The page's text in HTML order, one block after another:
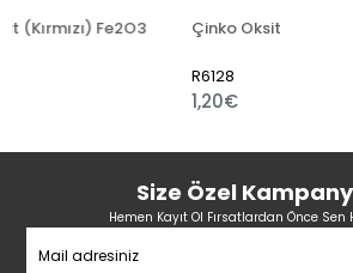
Fe2O3 Çinko Oksit
Size Özel
Hemen Kayıt Ol Fırsatlardan Önce Sen